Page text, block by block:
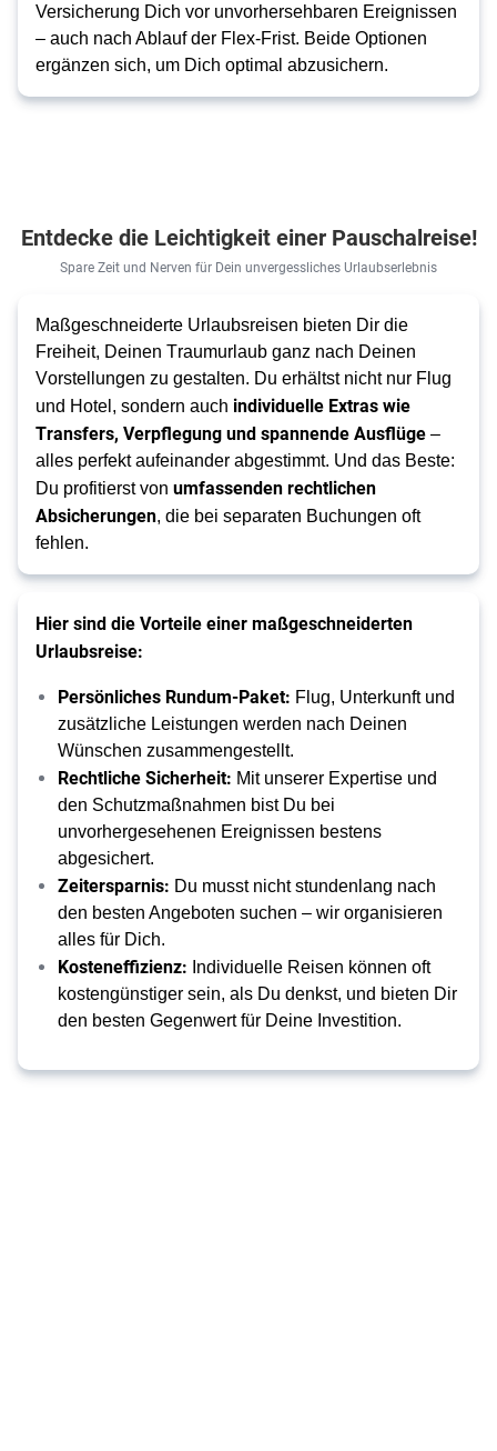
Versicherung Dich vor unvorhersehbaren Ereignissen
– auch nach Ablauf der Flex-Frist. Beide Optionen
ergänzen sich, um Dich optimal abzusichern.
Entdecke die Leichtigkeit einer Pauschalreise!
Spare Zeit und Nerven für Dein unvergessliches Urlaubserlebnis
Maßgeschneiderte Urlaubsreisen bieten Dir die
Freiheit, Deinen Traumurlaub ganz nach Deinen
Vorstellungen zu gestalten. Du erhältst nicht nur Flug
und Hotel, sondern auch individuelle Extras wie
Transfers, Verpflegung und spannende Ausflüge –
alles perfekt aufeinander abgestimmt. Und das Beste:
Du profitierst von umfassenden rechtlichen
Absicherungen, die bei separaten Buchungen oft
fehlen.
Hier sind die Vorteile einer maßgeschneiderten
Urlaubsreise:
Persönliches Rundum-Paket: Flug, Unterkunft und
zusätzliche Leistungen werden nach Deinen
Wünschen zusammengestellt.
Rechtliche Sicherheit: Mit unserer Expertise und
den Schutzmaßnahmen bist Du bei
unvorhergesehenen Ereignissen bestens
abgesichert.
Zeitersparnis: Du musst nicht stundenlang nach
den besten Angeboten suchen – wir organisieren
alles für Dich.
Kosteneffizienz: Individuelle Reisen können oft
kostengünstiger sein, als Du denkst, und bieten Dir
den besten Gegenwert für Deine Investition.